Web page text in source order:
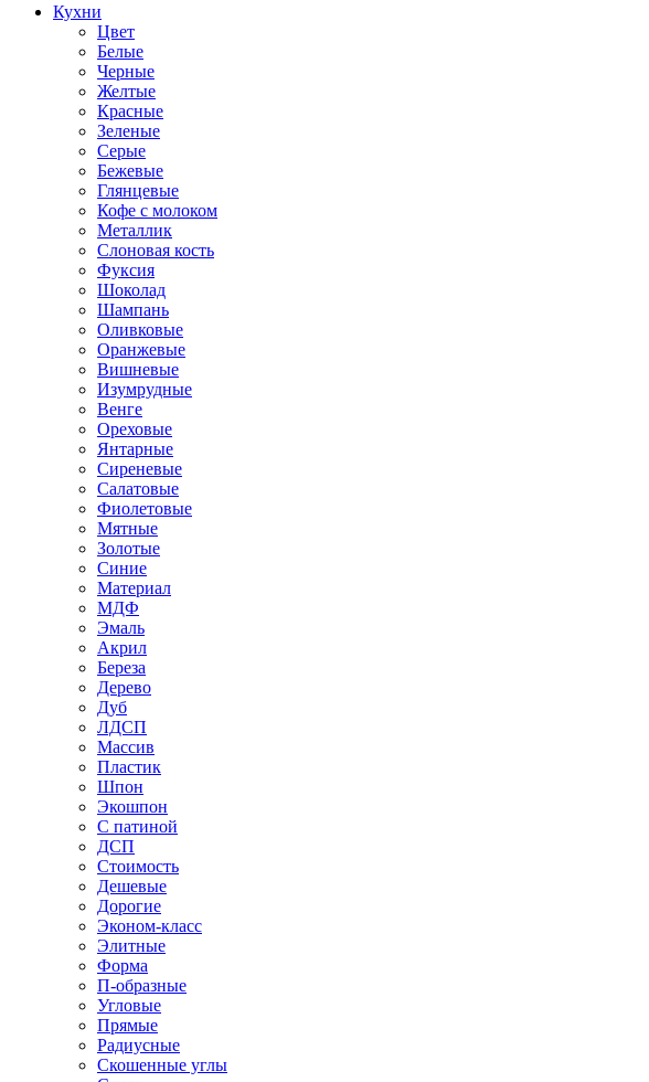
Кухни
Цвет
Белые
Черные
Желтые
Красные
Зеленые
Серые
Бежевые
Глянцевые
Кофе с молоком
Металлик
Слоновая кость
Фуксия
Шоколад
Шампань
Оливковые
Оранжевые
Вишневые
Изумрудные
Венге
Ореховые
Янтарные
Сиреневые
Салатовые
Фиолетовые
Мятные
Золотые
Синие
Материал
МДФ
Эмаль
Акрил
Береза
Дерево
Дуб
ЛДСП
Массив
Пластик
Шпон
Экошпон
С патиной
ДСП
Стоимость
Дешевые
Дорогие
Эконом-класс
Элитные
Форма
П-образные
Угловые
Прямые
Радиусные
Скошенные углы